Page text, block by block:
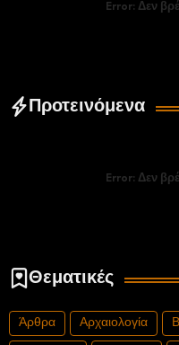
Error: Δεν
Προτεινόμενα
Error: Δεν
Θεματικές
Άρθρα Αρχαιολογία